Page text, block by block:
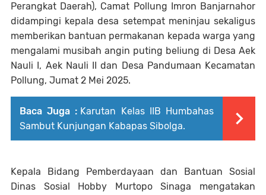
Perangkat Daerah), Camat Pollung Imron Banjarnahor
didampingi kepala desa setempat meninjau sekaligus
memberikan bantuan permakanan kepada warga yang
mengalami musibah angin puting beliung di Desa Aek
Nauli I, Aek Nauli II dan Desa Pandumaan Kecamatan
Pollung, Jumat 2 Mei 2025.
Baca Juga : Karutan Kelas IIB Humbahas
Sambut Kunjungan Kabapas Sibolga.
Kepala Bidang Pemberdayaan dan Bantuan Sosial
Dinas Sosial Hobby Murtopo Sinaga mengatakan